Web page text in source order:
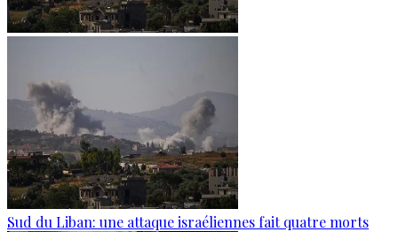
Sud du Liban: une attaque israéliennes fait quatre morts